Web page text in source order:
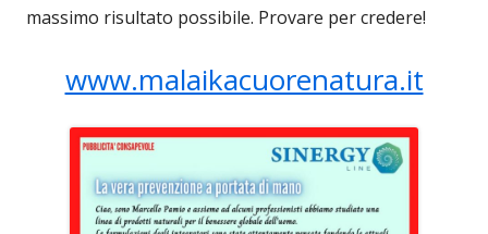
massimo risultato possibile. Provare per credere!
www.malaikacuorenatura.it